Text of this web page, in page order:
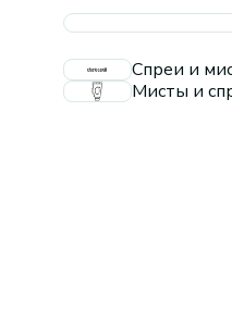
Спреи и
Мисты и